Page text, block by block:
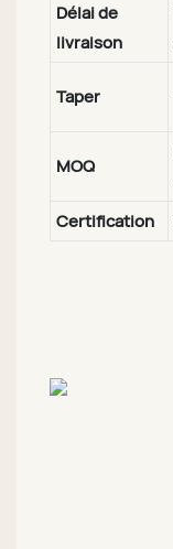
Délai de
livraison
Taper
MOQ
Certification